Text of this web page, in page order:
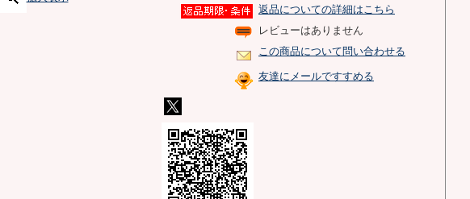
返品についての詳細はこちら
レビューはありません
この商品について問い合わせる
友達にメールですすめる